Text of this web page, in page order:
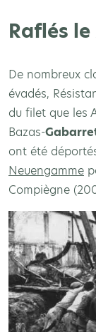
Raflés
De nombreux
évadés,
du filet que les
Bazas-
ont été
Neuengamme
Compiègne